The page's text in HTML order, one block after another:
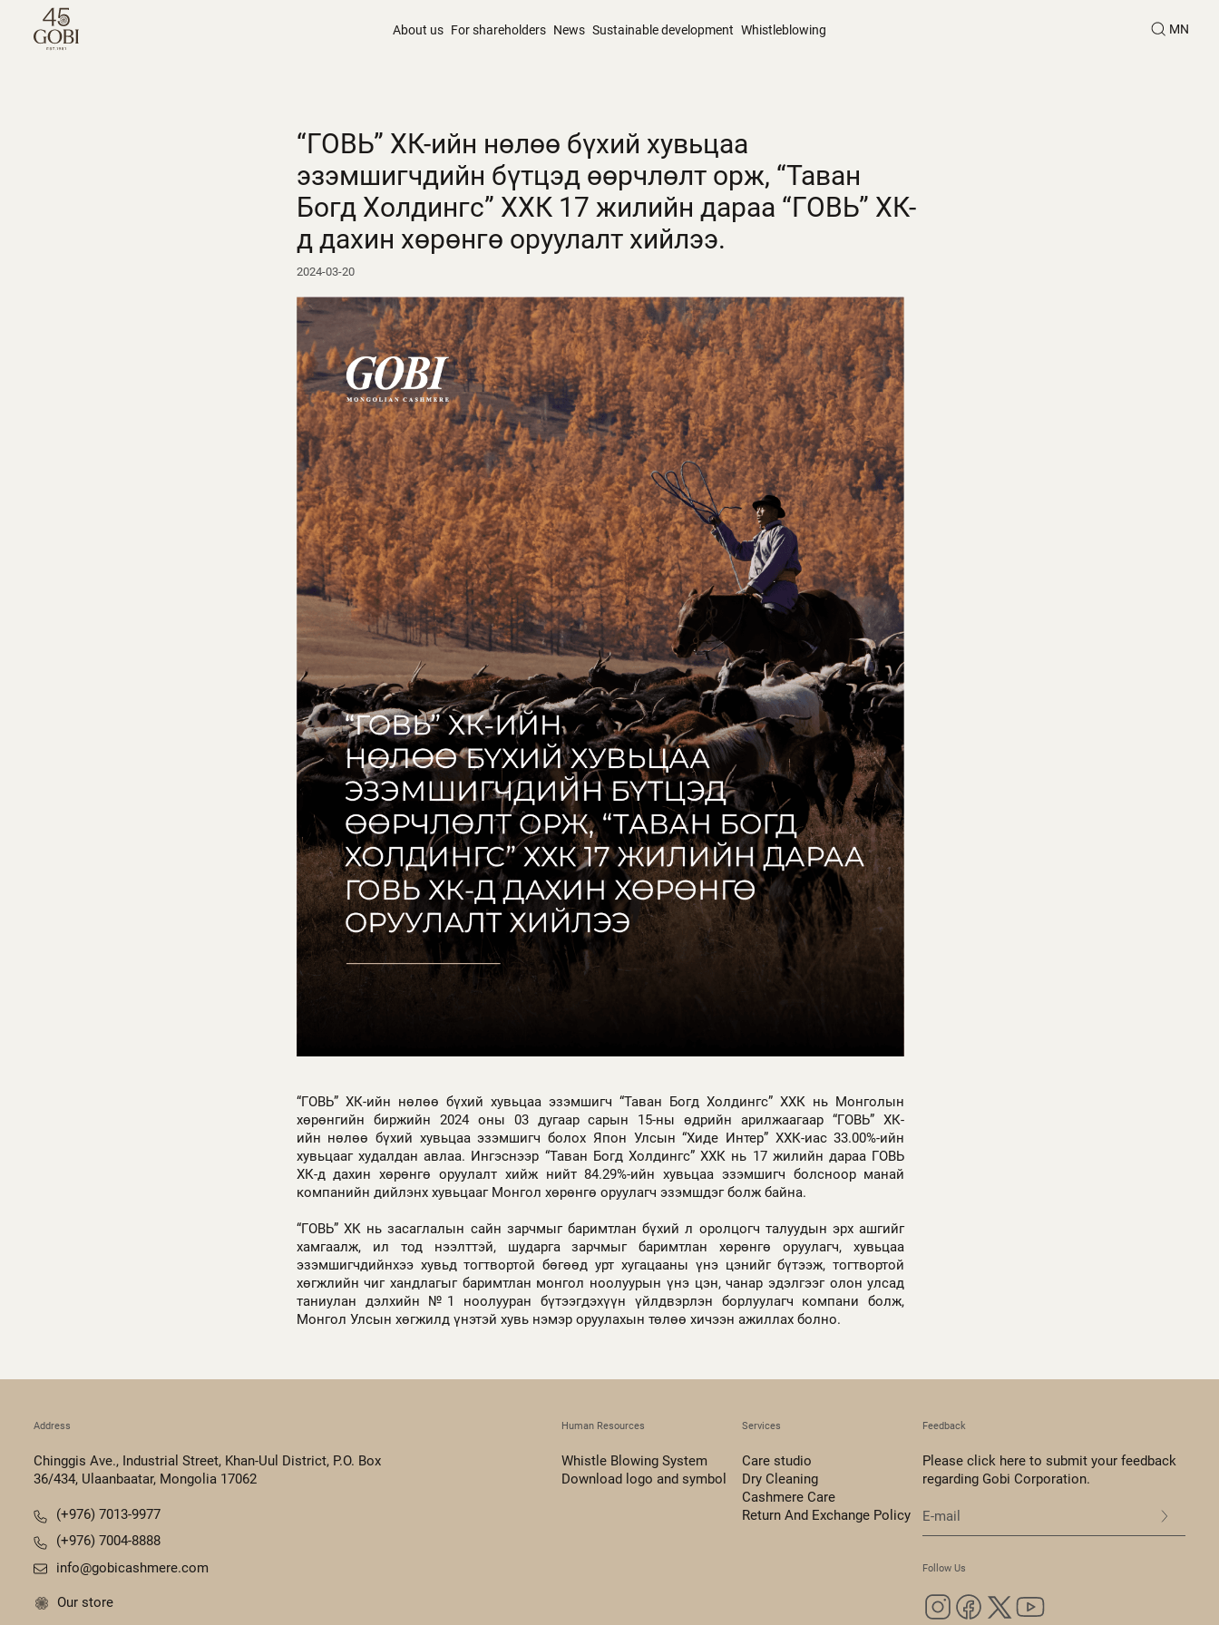
About us For shareholders News Sustainable development Whistleblowing MN
“ГОВЬ” ХК-ийн нөлөө бүхий хувьцаа
эзэмшигчдийн бүтцэд өөрчлөлт орж, “Таван
Богд Холдингс” ХХК 17 жилийн дараа “ГОВЬ” ХК-
д дахин хөрөнгө оруулалт хийлээ.
2024-03-20
“ГОВЬ” ХК-ийн нөлөө бүхий хувьцаа эзэмшигч “Таван Богд Холдингс” ХХК нь Монголын
хөрөнгийн биржийн 2024 оны 03 дугаар сарын 15-ны өдрийн арилжаагаар “ГОВЬ” ХК-
ийн нөлөө бүхий хувьцаа эзэмшигч болох Япон Улсын “Хиде Интер” ХХК-иас 33.00%-ийн
хувьцааг худалдан авлаа. Ингэснээр “Таван Богд Холдингс” ХХК нь 17 жилийн дараа ГОВЬ
ХК-д дахин хөрөнгө оруулалт хийж нийт 84.29%-ийн хувьцаа эзэмшигч болсноор манай
компанийн дийлэнх хувьцааг Монгол хөрөнгө оруулагч эзэмшдэг болж байна.
“ГОВЬ” ХК нь засаглалын сайн зарчмыг баримтлан бүхий л оролцогч талуудын эрх ашгийг
хамгаалж, ил тод нээлттэй, шударга зарчмыг баримтлан хөрөнгө оруулагч, хувьцаа
эзэмшигчдийнхээ хувьд тогтвортой бөгөөд урт хугацааны үнэ цэнийг бүтээж, тогтвортой
хөгжлийн чиг хандлагыг баримтлан монгол ноолуурын үнэ цэн, чанар эдэлгээг олон улсад
таниулан дэлхийн №1 ноолууран бүтээгдэхүүн үйлдвэрлэн борлуулагч компани болж,
Монгол Улсын хөгжилд үнэтэй хувь нэмэр оруулахын төлөө хичээн ажиллах болно.
Address
Chinggis Ave., Industrial Street, Khan-Uul District, P.O. Box
36/434, Ulaanbaatar, Mongolia 17062
(+976) 7013-9977
(+976) 7004-8888
info@gobicashmere.com
Our store
Human Resources
Whistle Blowing System
Download logo and symbol
Services
Care studio
Dry Cleaning
Cashmere Care
Return And Exchange Policy
Feedback
Please click here to submit your feedback
regarding Gobi Corporation.
Follow Us